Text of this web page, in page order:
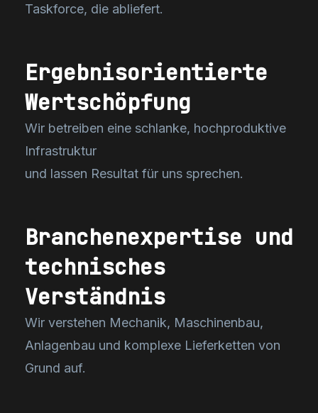
Taskforce, die abliefert.
Ergebnisorientierte
Wertschöpfung
Wir betreiben eine schlanke, hochproduktive
Infrastruktur
und lassen Resultat für uns sprechen.
Branchenexpertise und
technisches
Verständnis
Wir verstehen Mechanik, Maschinenbau,
Anlagenbau und komplexe Lieferketten von
Grund auf.